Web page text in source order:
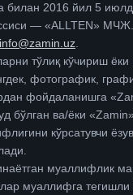
билан 2016 йил 5
— «ALLTEN» МЧЖ.
info@zamin.uz
тўлиқ кўчириш ёки
фотографик,
фойдаланишга
бўлган ва/ёки
кўрсатувчи
муаллифлик
муаллифга тегишли